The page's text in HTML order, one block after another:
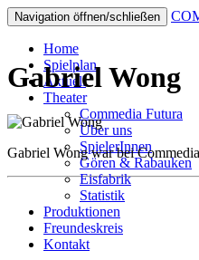
Navigation öffnen/schließen
Home
Spielplan
Aktuell
Theater
Commedia Futura
Über uns
SpielerInnen
Gören & Rabauken
Eisfabrik
Statistik
Produktionen
Freundeskreis
Kontakt
Gabriel Wong
Gabriel Wong war bei